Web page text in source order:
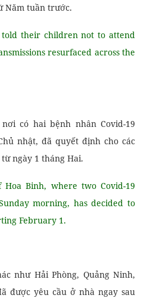
Năm tuần trước.
their children not to attend
resurfaced across the
có hai bệnh nhân Covid-19
nhật, đã quyết định cho các
ngày 1 tháng Hai.
Binh, where two Covid-19
morning, has decided to
February 1.
như Hải Phòng, Quảng Ninh,
được yêu cầu ở nhà ngay sau